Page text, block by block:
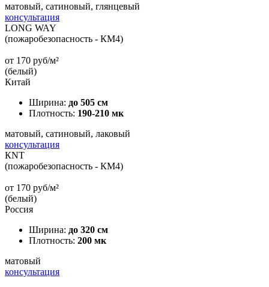
матовый, сатиновый, глянцевый
консультация
LONG WAY
(пожаробезопасность - КМ4)
от 170 руб/м²
(белый)
Китай
Ширина: до 505 см
Плотность: 190-210 мк
матовый, сатиновый, лаковый
консультация
КNT
(пожаробезопасность - КМ4)
от 170 руб/м²
(белый)
Россия
Ширина: до 320 см
Плотность: 200 мк
матовый
консультация